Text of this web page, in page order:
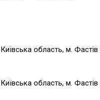
Київська область, м. Фастів
Київська область, м. Фастів